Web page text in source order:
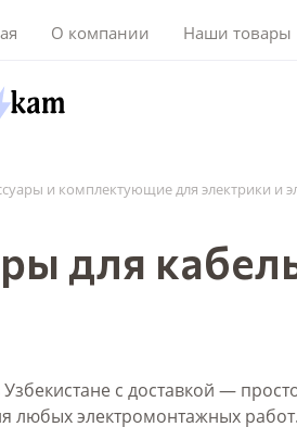
О компании Наши товары
и комплектующие для электрики и
для
с доставкой —
любых электромонтажных работ.